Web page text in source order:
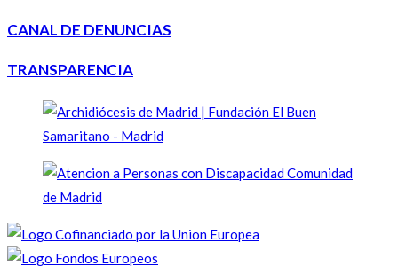
CANAL DE DENUNCIAS
TRANSPARENCIA